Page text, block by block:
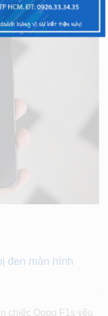
đen màn hình
chiếc Oppo F1s yêu